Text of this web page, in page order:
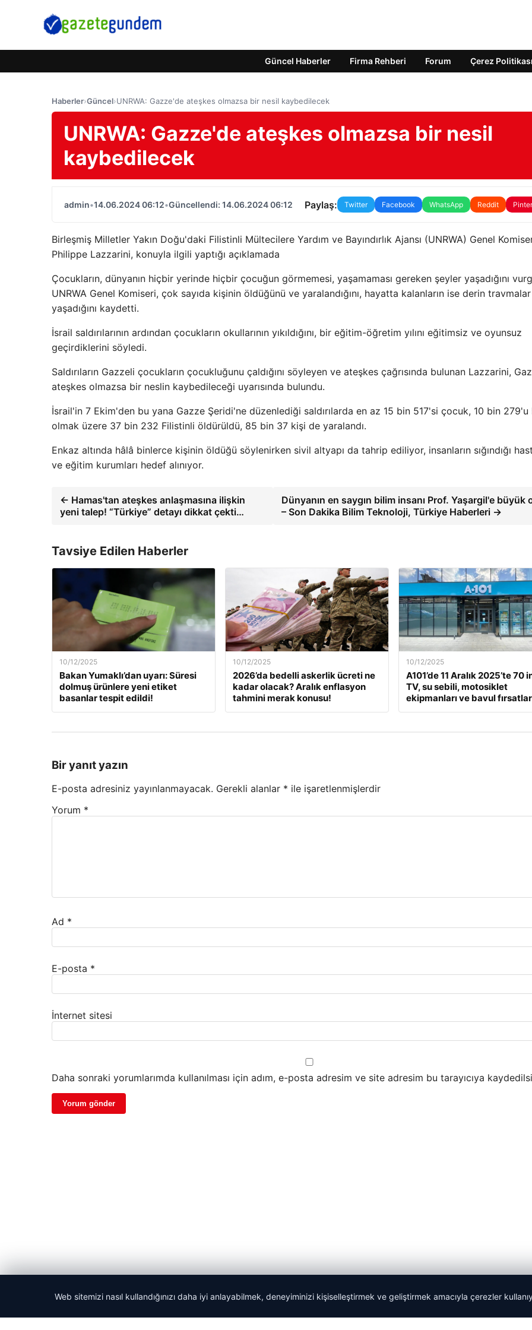
Güncel Haberler Firma Rehberi Forum Çerez Politikası
Haberler›Güncel›UNRWA: Gazze'de ateşkes olmazsa bir nesil kaybedilecek
UNRWA: Gazze'de ateşkes olmazsa bir nesil
kaybedilecek
admin•14.06.2024 06:12•Güncellendi: 14.06.2024 06:12 Paylaş: Twitter Facebook WhatsApp Reddit
Birleşmiş Milletler Yakın Doğu'daki Filistinli Mültecilere Yardım ve Bayındırlık Ajansı (UNRWA) Genel
Philippe Lazzarini, konuyla ilgili yaptığı açıklamada
Çocukların, dünyanın hiçbir yerinde hiçbir çocuğun görmemesi, yaşamaması gereken şeyler yaşadığını
UNRWA Genel Komiseri, çok sayıda kişinin öldüğünü ve yaralandığını, hayatta kalanların ise derin travmalar
yaşadığını kaydetti.
İsrail saldırılarının ardından çocukların okullarının yıkıldığını, bir eğitim-öğretim yılını eğitimsiz ve oyunsuz
geçirdiklerini söyledi.
Saldırıların Gazzeli çocukların çocukluğunu çaldığını söyleyen ve ateşkes çağrısında bulunan Lazzarini,
ateşkes olmazsa bir neslin kaybedileceği uyarısında bulundu.
İsrail'in 7 Ekim'den bu yana Gazze Şeridi'ne düzenlediği saldırılarda en az 15 bin 517'si çocuk, 10 bin 279'u
olmak üzere 37 bin 232 Filistinli öldürüldü, 85 bin 37 kişi de yaralandı.
Enkaz altında hâlâ binlerce kişinin öldüğü söylenirken sivil altyapı da tahrip ediliyor, insanların sığındığı
ve eğitim kurumları hedef alınıyor.
← Hamas'tan ateşkes anlaşmasına ilişkin
yeni talep! “Türkiye” detayı dikkat çekti…
Dünyanın en saygın bilim insanı Prof. Yaşargil'e büyük
– Son Dakika Bilim Teknoloji, Türkiye Haberleri →
Tavsiye Edilen Haberler
10/12/2025
Bakan Yumaklı’dan uyarı: Süresi
dolmuş ürünlere yeni etiket
basanlar tespit edildi!
10/12/2025
2026’da bedelli askerlik ücreti ne
kadar olacak? Aralık enflasyon
tahmini merak konusu!
10/12/2025
A101’de 11 Aralık 2025’te 70
TV, su sebili, motosiklet
ekipmanları ve bavul
Bir yanıt yazın
E-posta adresiniz yayınlanmayacak. Gerekli alanlar * ile işaretlenmişlerdir
Yorum *
Ad *
E-posta *
İnternet sitesi
Daha sonraki yorumlarımda kullanılması için adım, e-posta adresim ve site adresim bu tarayıcıya
© 2026 Gazete Gündem – Güncel Haberler
Web sitemizi nasıl kullandığınızı daha iyi anlayabilmek, deneyiminizi kişiselleştirmek ve geliştirmek amacıyla çerezler